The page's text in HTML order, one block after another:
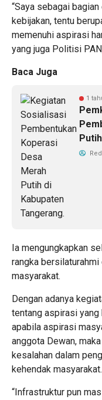
“Saya sebagai
kebijakan, tentu
memenuhi aspirasi
yang juga Politisi
Baca Juga
1
Putih
Ia mengungkapkan
rangka
masyarakat.
Dengan adanya
tentang aspirasi
apabila aspirasi
anggota Dewan,
kesalahan dalam
kehendak masyarakat.
“Infrastruktur pun